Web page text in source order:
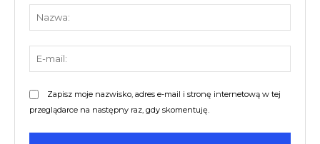
Zapisz moje nazwisko, adres e-mail i stronę internetową w tej
przeglądarce na następny raz, gdy skomentuję.